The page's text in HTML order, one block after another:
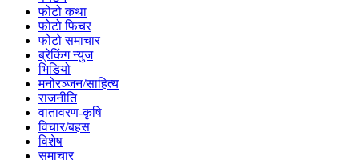
फोटो कथा
फोटो फिचर
फोटो समाचार
ब्रेकिंग न्युज
भिडियो
मनोरञ्जन/साहित्य
राजनीति
वातावरण-कृषि
विचार/बहस
विशेष
समाचार